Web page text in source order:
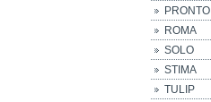
PRONTO
ROMA
SOLO
STIMA
TULIP